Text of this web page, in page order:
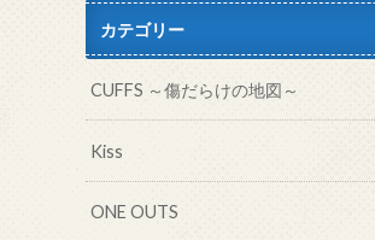
カテゴリー
CUFFS ～傷だらけの地図～
Kiss
ONE OUTS